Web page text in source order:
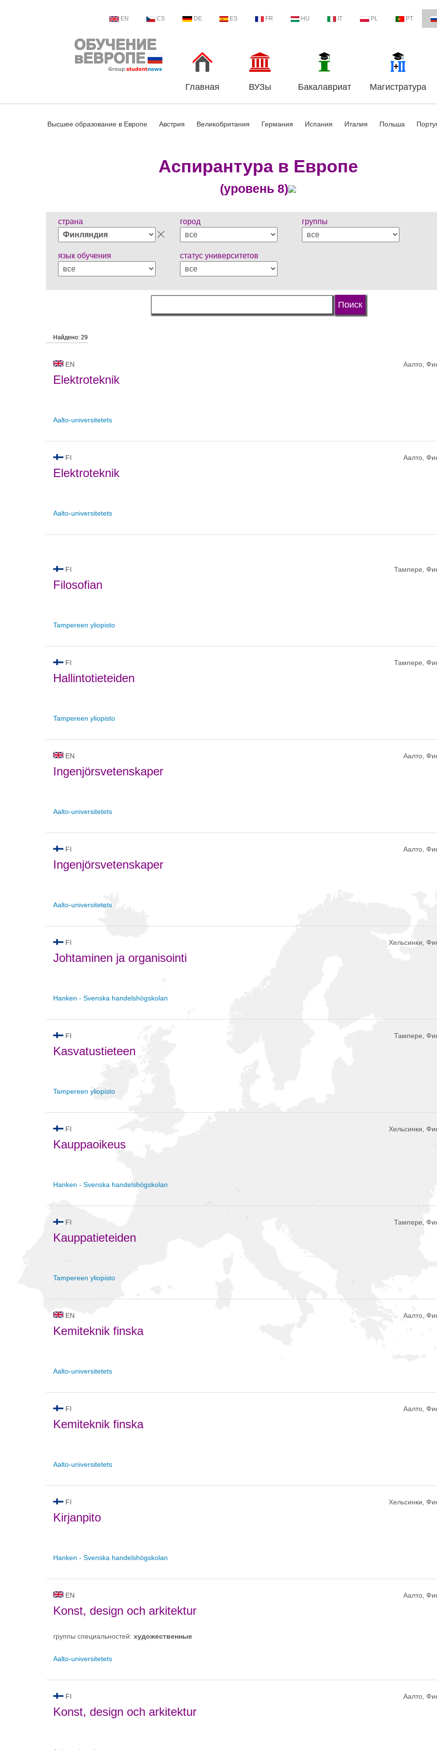
EN CS DE ES FR HU IT PL PT
Главная ВУЗы Бакалавриат Магистратура
Высшее образование в Европе Австрия Великобритания Германия Испания Италия Польша
Аспирантура в Европе
(уровень 8)
страна город группы
язык обучения статус университетов
Найдено: 29
EN Аалто,
Elektroteknik
Aalto-universitetets
FI Аалто,
Elektroteknik
Aalto-universitetets
FI Тампере,
Filosofian
Tampereen yliopisto
FI Тампере,
Hallintotieteiden
Tampereen yliopisto
EN Аалто,
Ingenjörsvetenskaper
Aalto-universitetets
FI Аалто,
Ingenjörsvetenskaper
Aalto-universitetets
FI Хельсинки,
Johtaminen ja organisointi
Hanken - Svenska handelshögskolan
FI Тампере,
Kasvatustieteen
Tampereen yliopisto
FI Хельсинки,
Kauppaoikeus
Hanken - Svenska handelshögskolan
FI Тампере,
Kauppatieteiden
Tampereen yliopisto
EN Аалто,
Kemiteknik finska
Aalto-universitetets
FI Аалто,
Kemiteknik finska
Aalto-universitetets
FI Хельсинки,
Kirjanpito
Hanken - Svenska handelshögskolan
EN Аалто,
Konst, design och arkitektur
группы специальностей: художественные
Aalto-universitetets
FI Аалто,
Konst, design och arkitektur